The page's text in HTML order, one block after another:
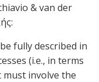
& van der
fully described in
(i.e., in terms
involve the